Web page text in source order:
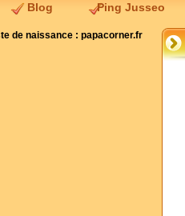
Blog Ping Jusseo
de naissance : papacorner.fr